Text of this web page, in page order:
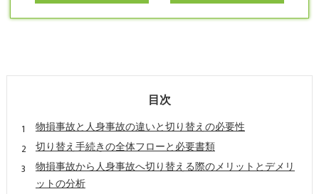
目次
物損事故と人身事故の違いと切り替えの必要性
切り替え手続きの全体フローと必要書類
物損事故から人身事故へ切り替える際のメリットとデメリ
ットの分析